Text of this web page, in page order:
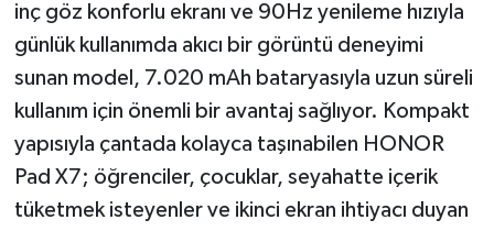
inç göz konforlu ekranı ve 90Hz yenileme hızıyla
günlük kullanımda akıcı bir görüntü deneyimi
sunan model, 7.020 mAh bataryasıyla uzun süreli
kullanım için önemli bir avantaj sağlıyor. Kompakt
yapısıyla çantada kolayca taşınabilen HONOR
Pad X7; öğrenciler, çocuklar, seyahatte içerik
tüketmek isteyenler ve ikinci ekran ihtiyacı duyan